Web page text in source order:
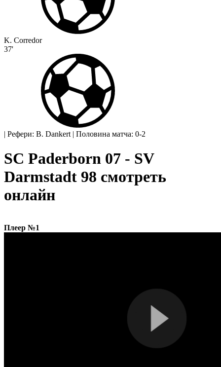
K. Corredor
37'
| Рефери: B. Dankert | Половина матча: 0-2
SC Paderborn 07 - SV
Darmstadt 98 смотреть
онлайн
Плеер №1